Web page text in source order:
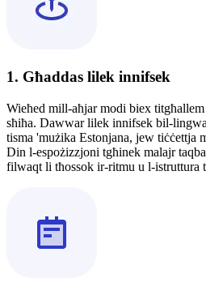
1. Għaddas lilek innifsek
Wieħed mill-aħjar modi biex
sħiħa. Dawwar lilek innifsek bil-
tisma 'mużika Estonjana, jew tiċċettja
Din l-espożizzjoni tgħinek malajr
filwaqt li tħossok ir-ritmu u l-istruttura